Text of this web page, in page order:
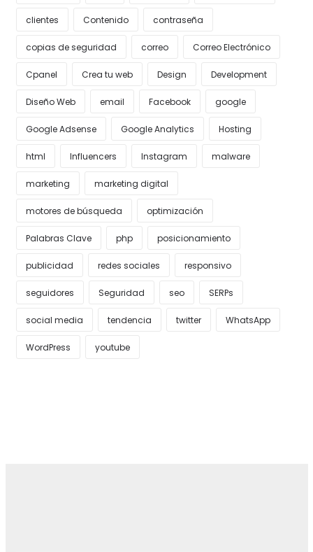
clientes Contenido contraseña
copias de seguridad correo Correo Electrónico
Cpanel Crea tu web Design Development
Diseño Web email Facebook google
Google Adsense Google Analytics Hosting
html Influencers Instagram malware
marketing marketing digital
motores de búsqueda optimización
Palabras Clave php posicionamiento
publicidad redes sociales responsivo
seguidores Seguridad seo SERPs
social media tendencia twitter WhatsApp
WordPress youtube